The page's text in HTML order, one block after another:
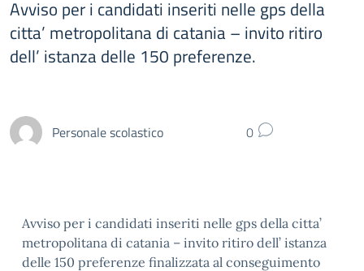
Avviso per i candidati inseriti nelle gps della
citta’ metropolitana di catania – invito ritiro
dell’ istanza delle 150 preferenze.
Personale scolastico 0
Avviso per i candidati inseriti nelle gps della citta’
metropolitana di catania – invito ritiro dell’ istanza
delle 150 preferenze finalizzata al conseguimento